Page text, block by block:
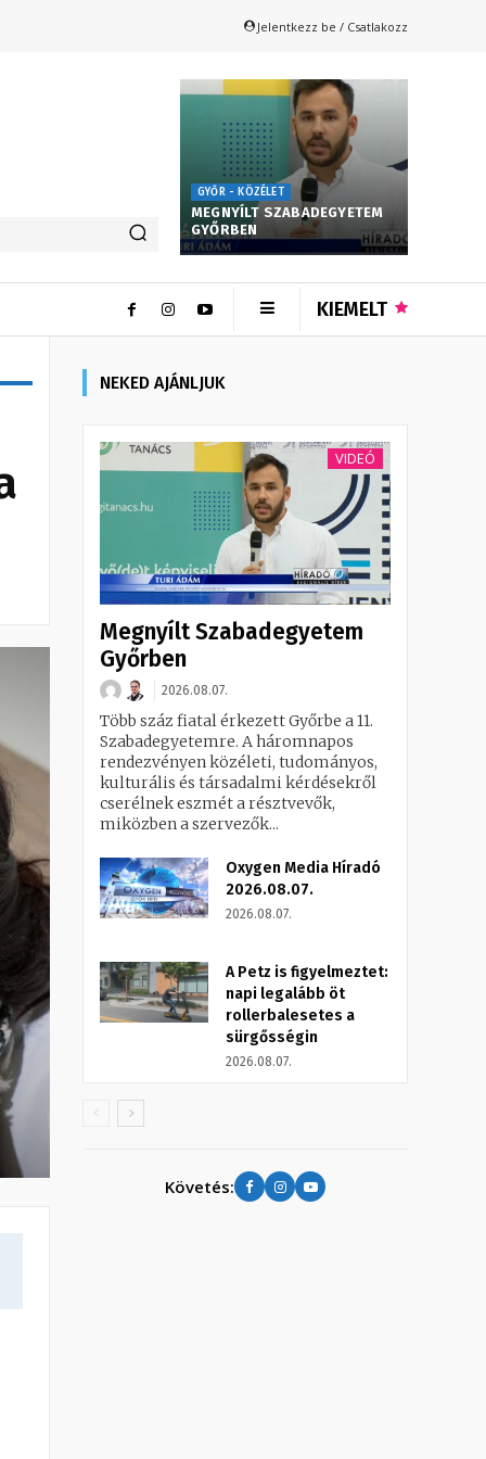
Jelentkezz be / Csatlakozz
GYŐR - KÖZÉLET
MEGNYÍLT SZABADEGYETEM
GYŐRBEN
KIEMELT
NEKED AJÁNLJUK
VIDEÓ
Megnyílt Szabadegyetem
Győrben
2026.08.07.
Több száz fiatal érkezett Győrbe a 11.
Szabadegyetemre. A háromnapos
rendezvényen közéleti, tudományos,
kulturális és társadalmi kérdésekről
cserélnek eszmét a résztvevők,
miközben a szervezők...
Oxygen Media Híradó
2026.08.07.
2026.08.07.
A Petz is figyelmeztet:
napi legalább öt
rollerbalesetes a
sürgősségin
2026.08.07.
Követés: